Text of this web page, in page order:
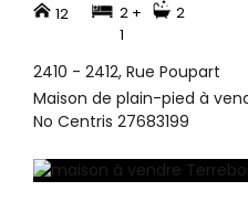
12
2 +
1
2
2410 - 2412, Rue Poupart
Maison de plain-pied à
No Centris 27683199